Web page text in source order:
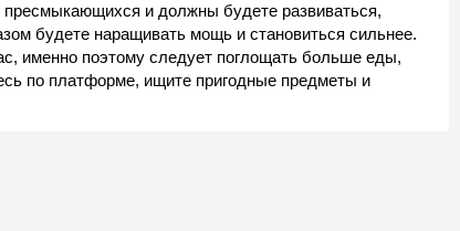
и должны будете развиваться,
будете наращивать мощь и становиться сильнее.
именно поэтому следует поглощать больше еды,
по платформе, ищите пригодные предметы и